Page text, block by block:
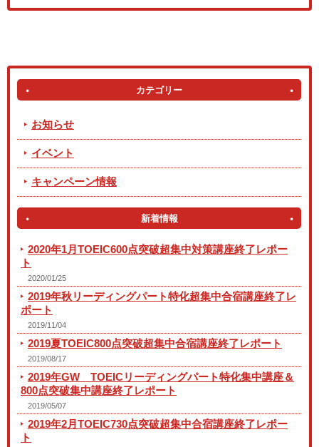
カテゴリー
お知らせ
イベント
キャンペーン情報
新着情報
2020年1月TOEIC600点突破超集中対策講座終了レポー
ト
2020/01/25
2019年秋リーディングパート特化超集中合宿講座終了レ
ポート
2019/11/04
2019夏TOEIC800点突破超集中合宿講座終了レポート
2019/08/17
2019年GW TOEICリーディングパート特化集中講座＆
800点突破集中講座終了レポート
2019/05/07
2019年2月TOEIC730点突破超集中合宿講座終了レポー
ト